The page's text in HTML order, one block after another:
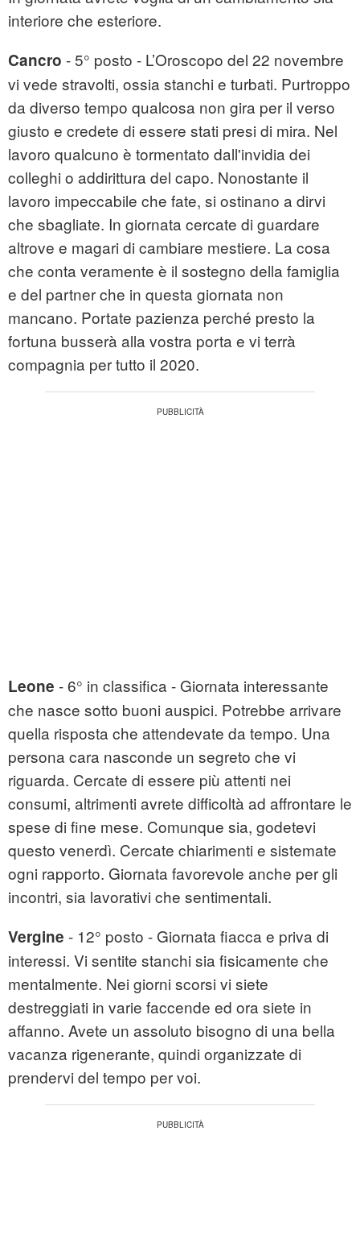
interiore che esteriore.
Cancro - 5° posto - L’Oroscopo del 22 novembre
vi vede stravolti, ossia stanchi e turbati. Purtroppo
da diverso tempo qualcosa non gira per il verso
giusto e credete di essere stati presi di mira. Nel
lavoro qualcuno è tormentato dall'invidia dei
colleghi o addirittura del capo. Nonostante il
lavoro impeccabile che fate, si ostinano a dirvi
che sbagliate. In giornata cercate di guardare
altrove e magari di cambiare mestiere. La cosa
che conta veramente è il sostegno della famiglia
e del partner che in questa giornata non
mancano. Portate pazienza perché presto la
fortuna busserà alla vostra porta e vi terrà
compagnia per tutto il 2020.
Leone - 6° in classifica - Giornata interessante
che nasce sotto buoni auspici. Potrebbe arrivare
quella risposta che attendevate da tempo. Una
persona cara nasconde un segreto che vi
riguarda. Cercate di essere più attenti nei
consumi, altrimenti avrete difficoltà ad affrontare le
spese di fine mese. Comunque sia, godetevi
questo venerdì. Cercate chiarimenti e sistemate
ogni rapporto. Giornata favorevole anche per gli
incontri, sia lavorativi che sentimentali.
Vergine - 12° posto - Giornata fiacca e priva di
interessi. Vi sentite stanchi sia fisicamente che
mentalmente. Nei giorni scorsi vi siete
destreggiati in varie faccende ed ora siete in
affanno. Avete un assoluto bisogno di una bella
vacanza rigenerante, quindi organizzate di
prendervi del tempo per voi.